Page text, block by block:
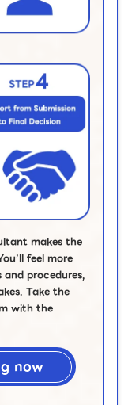
makes the
feel more
procedures,
Take the
with the
now